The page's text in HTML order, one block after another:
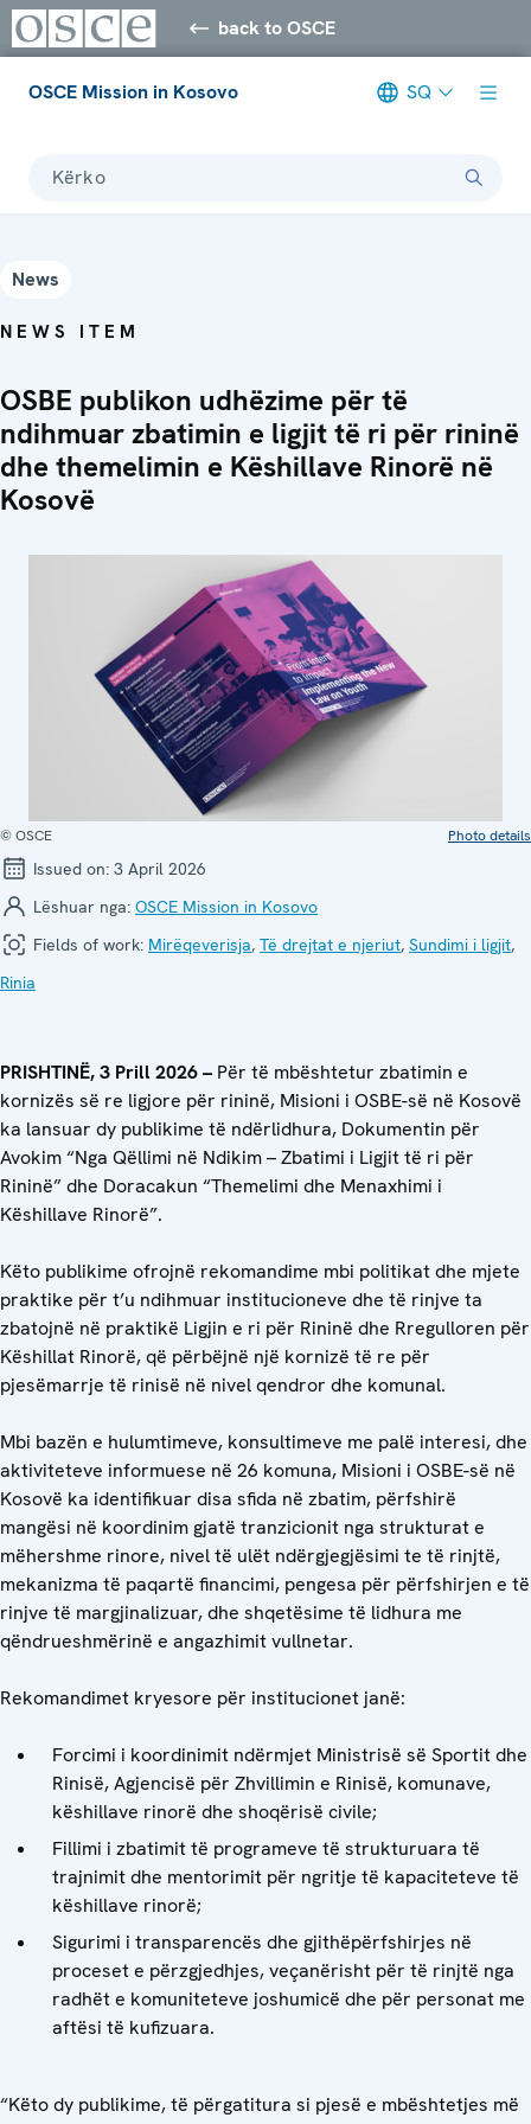
back to OSCE
OSCE Mission in Kosovo SQ
Kërko
News
NEWS ITEM
OSBE publikon udhëzime për të
ndihmuar zbatimin e ligjit të ri për rininë
dhe themelimin e Këshillave Rinorë në
Kosovë
© OSCE Photo details
Issued on: 3 April 2026
Lëshuar nga: OSCE Mission in Kosovo
Fields of work: Mirëqeverisja, Të drejtat e njeriut, Sundimi i ligjit,
Rinia
PRISHTINË, 3 Prill 2026 – Për të mbështetur zbatimin e
kornizës së re ligjore për rininë, Misioni i OSBE-së në Kosovë
ka lansuar dy publikime të ndërlidhura, Dokumentin për
Avokim “Nga Qëllimi në Ndikim – Zbatimi i Ligjit të ri për
Rininë” dhe Doracakun “Themelimi dhe Menaxhimi i
Këshillave Rinorë”.
Këto publikime ofrojnë rekomandime mbi politikat dhe mjete
praktike për t’u ndihmuar institucioneve dhe të rinjve ta
zbatojnë në praktikë Ligjin e ri për Rininë dhe Rregulloren për
Këshillat Rinorë, që përbëjnë një kornizë të re për
pjesëmarrje të rinisë në nivel qendror dhe komunal.
Mbi bazën e hulumtimeve, konsultimeve me palë interesi, dhe
aktiviteteve informuese në 26 komuna, Misioni i OSBE-së në
Kosovë ka identifikuar disa sfida në zbatim, përfshirë
mangësi në koordinim gjatë tranzicionit nga strukturat e
mëhershme rinore, nivel të ulët ndërgjegjësimi te të rinjtë,
mekanizma të paqartë financimi, pengesa për përfshirjen e të
rinjve të margjinalizuar, dhe shqetësime të lidhura me
qëndrueshmërinë e angazhimit vullnetar.
Rekomandimet kryesore për institucionet janë:
Forcimi i koordinimit ndërmjet Ministrisë së Sportit dhe
Rinisë, Agjencisë për Zhvillimin e Rinisë, komunave,
këshillave rinorë dhe shoqërisë civile;
Fillimi i zbatimit të programeve të strukturuara të
trajnimit dhe mentorimit për ngritje të kapaciteteve të
këshillave rinorë;
Sigurimi i transparencës dhe gjithëpërfshirjes në
proceset e përzgjedhjes, veçanërisht për të rinjtë nga
radhët e komuniteteve joshumicë dhe për personat me
aftësi të kufizuara.
“Këto dy publikime, të përgatitura si pjesë e mbështetjes më